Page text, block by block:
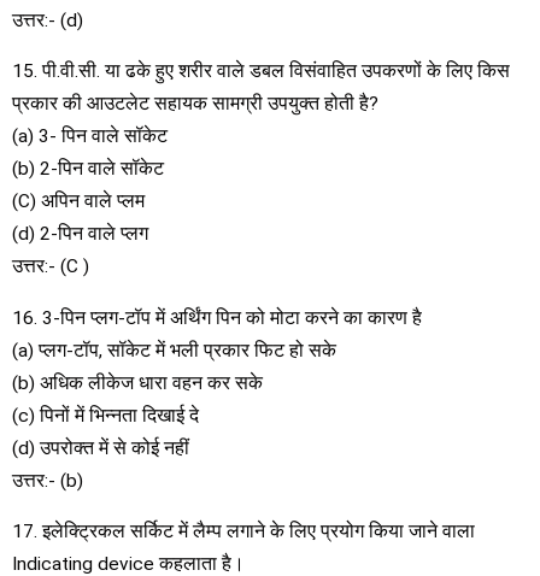
उत्तर:- (d)
15. पी.वी.सी. या ढके हुए शरीर वाले डबल विसंवाहित उपकरणों के लिए किस
प्रकार की आउटलेट सहायक सामग्री उपयुक्त होती है?
(a) 3- पिन वाले सॉकेट
(b) 2-पिन वाले सॉकेट
(C) अपिन वाले प्लम
(d) 2-पिन वाले प्लग
उत्तर:- (C )
16. 3-पिन प्लग-टॉप में अर्थिंग पिन को मोटा करने का कारण है
(a) प्लग-टॉप, सॉकेट में भली प्रकार फिट हो सके
(b) अधिक लीकेज धारा वहन कर सके
(c) पिनों में भिन्नता दिखाई दे
(d) उपरोक्त में से कोई नहीं
उत्तर:- (b)
17. इलेक्ट्रिकल सर्किट में लैम्प लगाने के लिए प्रयोग किया जाने वाला
Indicating device कहलाता है।